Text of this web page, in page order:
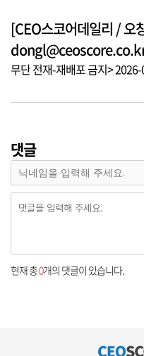
[CEO스코어데일리 / 오
무단 전재-재배포 금지>
댓글
현재 총0개의 댓글이 있습니다.